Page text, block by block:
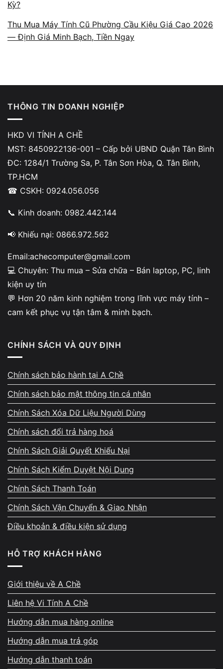
Thời điểm giao dịch
Thanh toántại chỗbằng tiền mặt hoặc chuyển khoản.
Hoàng Sa là tới ngay cửa hàng, không lo tắc đường.
Các yếu tố ảnh hưởng đến giá thu mua
laptop cũ phường Gia Định
Cấu hình – CPU – RAM – SSD quyết định mức
giá
Laptop cấu hình cao:
CPU thế hệ 8–12
SSD tốc độ cao
GPU rời (tuỳ máy)
CPU đời 4–6
Ổ HDD
SSD báo lỗi S.M.A.R.T
→ giá thấp hơn rõ rệt.
Ngoại hình và bản lề
Ngoại hình ảnh hưởng mạnh:
Trầy xước nhiều → trừ nhẹ/lớn tùy mức độ
Móp vỏ → trừ mạnh
Nứt góc, cong khung → giảm giá nhiều
Pin – màn hình – tản nhiệt
Pin chai → trừ 100k – 400k
Pin phồng → trừ mạnh vì nguy hiểm
Màn hình ám vàng/đốm → trừ tùy lỗi
Màn nứt → trừ rất nhiều
Máy nóng → báo hiệu main yếu hoặc kem tản nhiệt cũ
Kỳ?
Thu Mua Máy Tính Cũ Phường Cầu Kiệu Giá Cao 2026
— Định Giá Minh Bạch, Tiền Ngay
THÔNG TIN DOANH NGHIỆP
HKD VI TÍNH A CHỀ
MST: 8450922136-001 – Cấp bởi UBND Quận Tân Bình
ĐC: 1284/1 Trường Sa, P. Tân Sơn Hòa, Q. Tân Bình,
TP.HCM
☎ CSKH: 0924.056.056
📞 Kinh doanh: 0982.442.144
📢 Khiếu nại: 0866.972.562
Email:achecomputer@gmail.com
💻 Chuyên: Thu mua – Sửa chữa – Bán laptop, PC, linh
kiện uy tín
💬 Hơn 20 năm kinh nghiệm trong lĩnh vực máy tính –
cam kết phục vụ tận tâm & minh bạch.
CHÍNH SÁCH VÀ QUY ĐỊNH
Chính sách bảo hành tại A Chề
Chính sách bảo mật thông tin cá nhân
Chính Sách Xóa Dữ Liệu Người Dùng
Chính sách đổi trả hàng hoá
Chính Sách Giải Quyết Khiếu Nại
Chính Sách Kiểm Duyệt Nội Dung
Chính Sách Thanh Toán
Chính Sách Vận Chuyển & Giao Nhận
Điều khoản & điều kiện sử dụng
HỖ TRỢ KHÁCH HÀNG
Giới thiệu về A Chề
Liên hệ Vi Tính A Chề
Hướng dẫn mua hàng online
Hướng dẫn mua trả góp
Hướng dẫn thanh toán